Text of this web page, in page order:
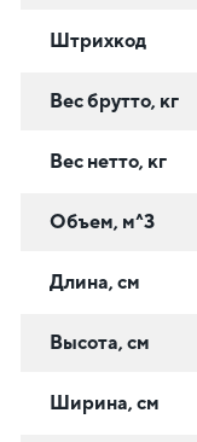
Штрихкод
Вес брутто, кг
Вес нетто, кг
Объем, м^3
Длина, см
Высота, см
Ширина, см